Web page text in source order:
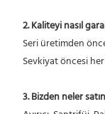
2. Kaliteyi nasıl
Seri üretimden
Sevkiyat öncesi
3. Bizden neler